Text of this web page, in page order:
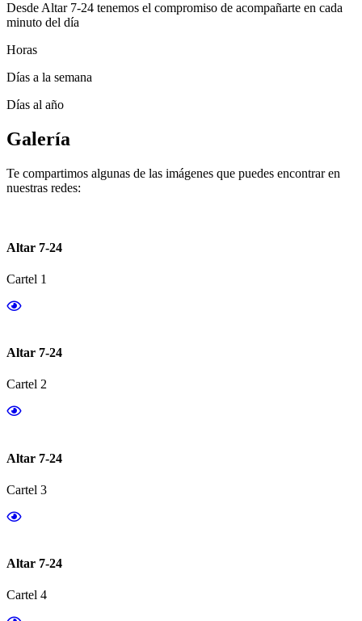
Desde Altar 7-24 tenemos el compromiso de acompañarte en cada
minuto del día
Horas
Días a la semana
Días al año
Galería
Te compartimos algunas de las imágenes que puedes encontrar en
nuestras redes:
Altar 7-24
Cartel 1
Altar 7-24
Cartel 2
Altar 7-24
Cartel 3
Altar 7-24
Cartel 4